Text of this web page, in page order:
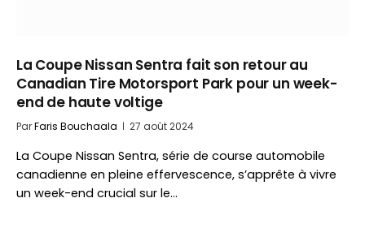
La Coupe Nissan Sentra fait son retour au
Canadian Tire Motorsport Park pour un week-
end de haute voltige
ParFaris Bouchaala 27 août 2024
La Coupe Nissan Sentra, série de course automobile
canadienne en pleine effervescence, s’apprête à vivre
un week-end crucial sur le…